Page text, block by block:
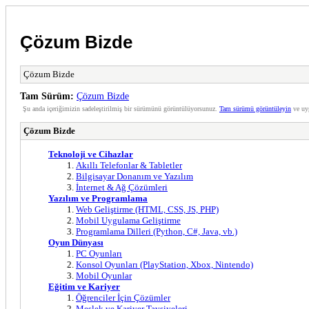
Çözum Bizde
Çözum Bizde
Tam Sürüm: Çözum Bizde
Şu anda içeriğimizin sadeleştirilmiş bir sürümünü görüntülüyorsunuz. Tam sürümü görüntüleyin ve
Çözum Bizde
Teknoloji ve Cihazlar
Akıllı Telefonlar & Tabletler
Bilgisayar Donanım ve Yazılım
İnternet & Ağ Çözümleri
Yazılım ve Programlama
Web Geliştirme (HTML, CSS, JS, PHP)
Mobil Uygulama Geliştirme
Programlama Dilleri (Python, C#, Java, vb.)
Oyun Dünyası
PC Oyunları
Konsol Oyunları (PlayStation, Xbox, Nintendo)
Mobil Oyunlar
Eğitim ve Kariyer
Öğrenciler İçin Çözümler